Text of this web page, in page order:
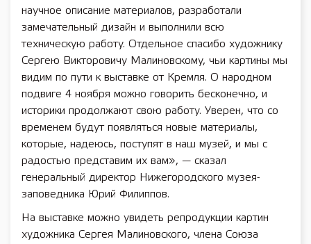
научное описание материалов, разработали
замечательный дизайн и выполнили всю
техническую работу. Отдельное спасибо художнику
Сергею Викторовичу Малиновскому, чьи картины мы
видим по пути к выставке от Кремля. О народном
подвиге 4 ноября можно говорить бесконечно, и
историки продолжают свою работу. Уверен, что со
временем будут появляться новые материалы,
которые, надеюсь, поступят в наш музей, и мы с
радостью представим их вам», — сказал
генеральный директор Нижегородского музея-
заповедника Юрий Филиппов.
На выставке можно увидеть репродукции картин
художника Сергея Малиновского, члена Союза